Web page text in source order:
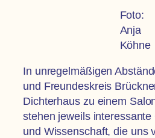
Foto:
Anja
Köhne
In unregelmäßigen
und Freundeskreis
Dichterhaus zu einem
stehen jeweils
und Wissenschaft, die uns